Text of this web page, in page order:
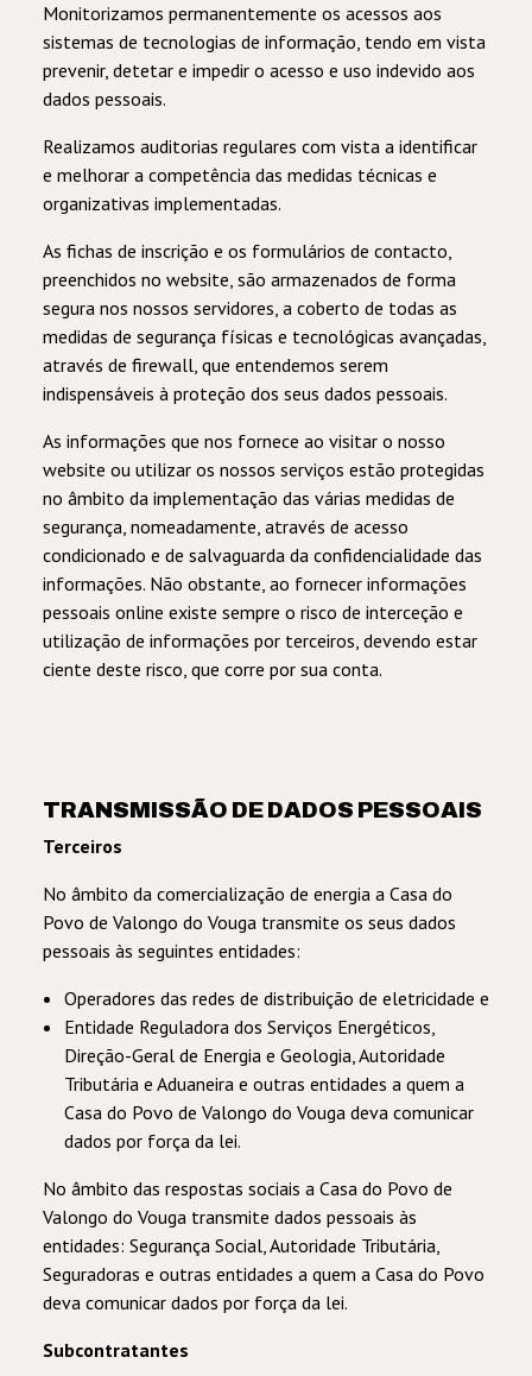
Monitorizamos permanentemente os acessos aos
sistemas de tecnologias de informação, tendo em vista
prevenir, detetar e impedir o acesso e uso indevido aos
dados pessoais.
Realizamos auditorias regulares com vista a identificar
e melhorar a competência das medidas técnicas e
organizativas implementadas.
As fichas de inscrição e os formulários de contacto,
preenchidos no website, são armazenados de forma
segura nos nossos servidores, a coberto de todas as
medidas de segurança físicas e tecnológicas avançadas,
através de firewall, que entendemos serem
indispensáveis à proteção dos seus dados pessoais.
As informações que nos fornece ao visitar o nosso
website ou utilizar os nossos serviços estão protegidas
no âmbito da implementação das várias medidas de
segurança, nomeadamente, através de acesso
condicionado e de salvaguarda da confidencialidade das
informações. Não obstante, ao fornecer informações
pessoais online existe sempre o risco de interceção e
utilização de informações por terceiros, devendo estar
ciente deste risco, que corre por sua conta.
TRANSMISSÃO DE DADOS PESSOAIS
Terceiros
No âmbito da comercialização de energia a Casa do
Povo de Valongo do Vouga transmite os seus dados
pessoais às seguintes entidades:
Operadores das redes de distribuição de eletricidade e
Entidade Reguladora dos Serviços Energéticos,
Direção-Geral de Energia e Geologia, Autoridade
Tributária e Aduaneira e outras entidades a quem a
Casa do Povo de Valongo do Vouga deva comunicar
dados por força da lei.
No âmbito das respostas sociais a Casa do Povo de
Valongo do Vouga transmite dados pessoais às
entidades: Segurança Social, Autoridade Tributária,
Seguradoras e outras entidades a quem a Casa do Povo
deva comunicar dados por força da lei.
Subcontratantes